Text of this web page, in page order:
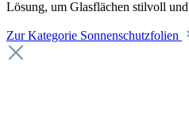
Lösung, um Glasflächen stilvoll
Zur Kategorie Sonnenschutzfolien